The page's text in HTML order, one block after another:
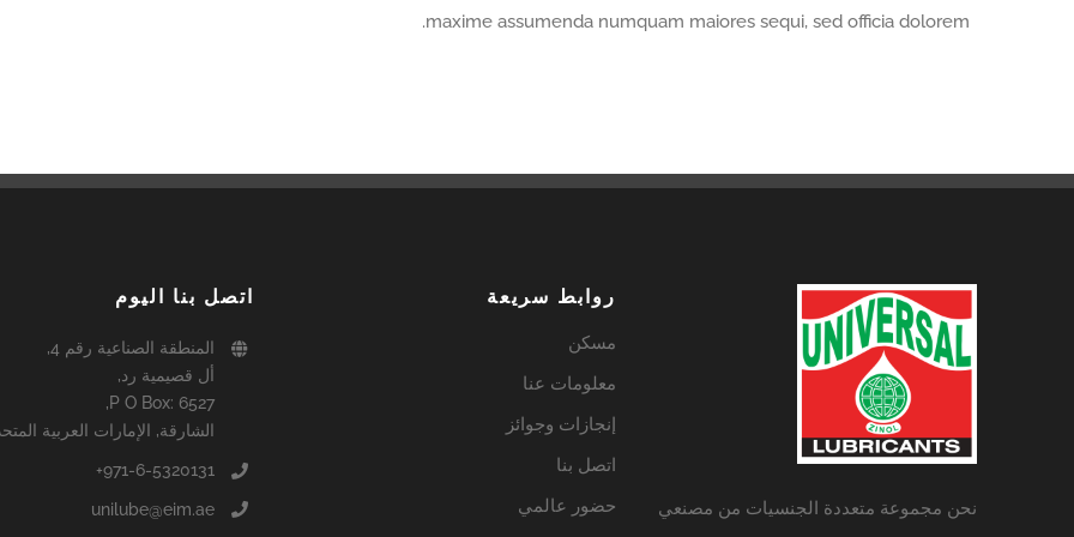
maxime assumenda numquam maiores sequi, sed officia dolorem.
نحن مجموعة متعددة الجنسيات من مصنعي
روابط سريعة
مسكن
معلومات عنا
إنجازات وجوائز
اتصل بنا
حضور عالمي
اتصل بنا اليوم
المنطقة الصناعية رقم 4,
أل قصيمية رد,
P O Box: 6527,
الشارقة, الإمارات العربية
971-6-5320131+
unilube@eim.ae